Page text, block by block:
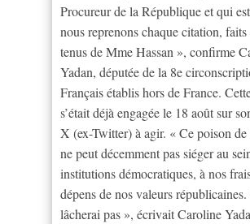
Procureur de la République et qui
nous reprenons chaque citation,
tenus de Mme Hassan », confirme
Yadan, députée de la 8e
Français établis hors de France.
s’était déjà engagée le 18 août sur
X (ex-Twitter) à agir. « Ce poison de
ne peut décemment pas siéger au
institutions démocratiques, à nos
dépens de nos valeurs républicaines.
lâcherai pas », écrivait Caroline